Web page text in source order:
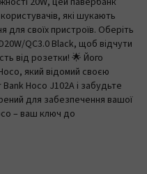
які шукають
своїх пристроїв. Оберіть
QC3.0 Black, щоб відчути
від розетки! 🌟 Його
який відомий своєю
Hoco J102A і забудьте
для забезпечення вашої
– ваш ключ до